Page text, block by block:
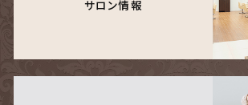
サロン情報